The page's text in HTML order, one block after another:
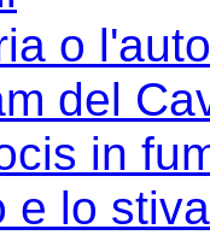
o
del
in
e lo